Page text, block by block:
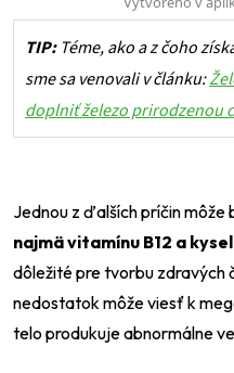
TIP:Téme, ako a z čoho
sme sa venovali v článku:
doplniť železo prirodzenou
Jednou z ďalších príčin môže
najmä vitamínu B12 a
dôležité pre tvorbu zdravých
nedostatok môže viesť k
telo produkuje abnormálne